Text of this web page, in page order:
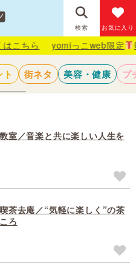
検索 お気に入り
yomiっこweb限定 毎月抽選
街ネタ 美容・健康 プ
室／音楽と共に楽しい人生を
茶去庵／“気軽に楽しく”の茶
ろ